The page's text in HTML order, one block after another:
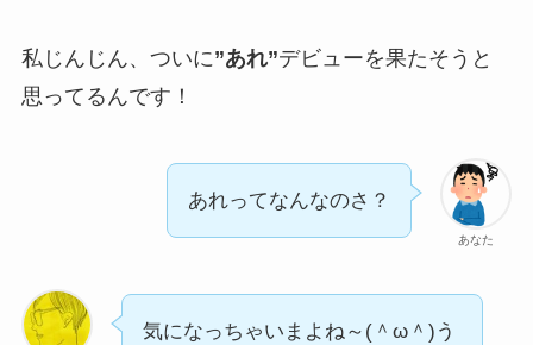
私じんじん、ついに”あれ”デビューを果たそうと
思ってるんです！
あなた
あれってなんなのさ？
気になっちゃいまよね～(＾ω＾)う